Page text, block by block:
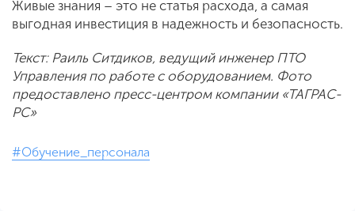
Живые знания – это не статья расхода, а самая
выгодная инвестиция в надежность и безопасность.
Текст: Раиль Ситдиков, ведущий инженер ПТО
Управления по работе с оборудованием. Фото
предоставлено пресс-центром компании «ТАГРАС-
РС»
#Обучение_персонала